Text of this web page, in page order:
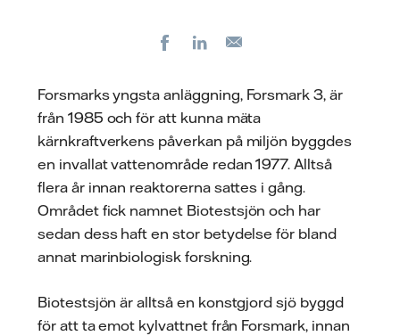
FacebookLinkedIn
Forsmarks yngsta anläggning, Forsmark 3, är
från 1985 och för att kunna mäta
kärnkraftverkens påverkan på miljön byggdes
en invallat vattenområde redan 1977. Alltså
flera år innan reaktorerna sattes i gång.
Området fick namnet Biotestsjön och har
sedan dess haft en stor betydelse för bland
annat marinbiologisk forskning.
Biotestsjön är alltså en konstgjord sjö byggd
för att ta emot kylvattnet från Forsmark, innan